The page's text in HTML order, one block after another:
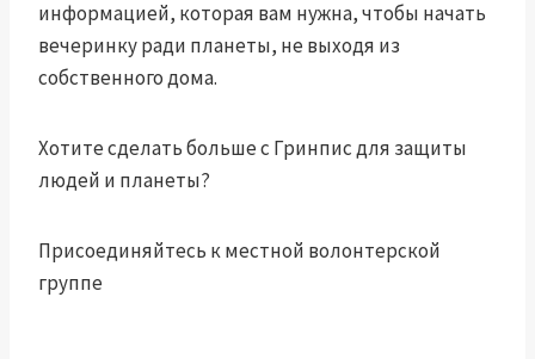
информацией, которая вам нужна, чтобы начать
вечеринку ради планеты, не выходя из
собственного дома.
Хотите сделать больше с Гринпис для защиты
людей и планеты?
Присоединяйтесь к местной волонтерской
группе